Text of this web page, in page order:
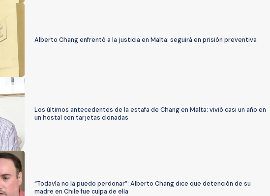
Alberto Chang enfrentó a la justicia en Malta: seguirá en prisión preventiva
Los últimos antecedentes de la estafa de Chang en Malta: vivió casi un año en
un hostal con tarjetas clonadas
“Todavía no la puedo perdonar”: Alberto Chang dice que detención de su
madre en Chile fue culpa de ella